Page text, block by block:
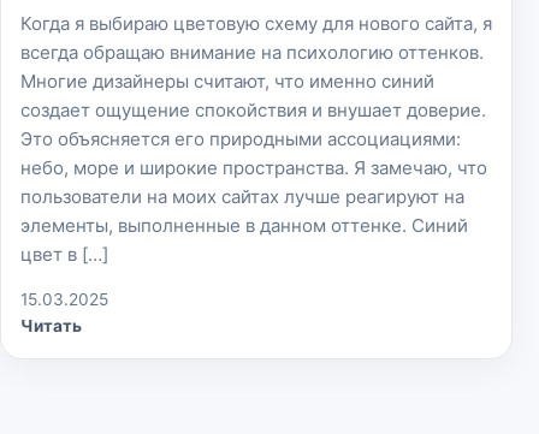
Когда я выбираю цветовую схему для нового сайта, я
всегда обращаю внимание на психологию оттенков.
Многие дизайнеры считают, что именно синий
создает ощущение спокойствия и внушает доверие.
Это объясняется его природными ассоциациями:
небо, море и широкие пространства. Я замечаю, что
пользователи на моих сайтах лучше реагируют на
элементы, выполненные в данном оттенке. Синий
цвет в […]
15.03.2025
Читать